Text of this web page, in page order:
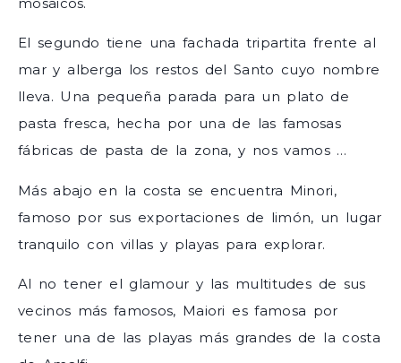
El segundo tiene una fachada tripartita frente al
mar y alberga los restos del Santo cuyo nombre
lleva. Una pequeña parada para un plato de
pasta fresca, hecha por una de las famosas
fábricas de pasta de la zona, y nos vamos …
Más abajo en la costa se encuentra Minori,
famoso por sus exportaciones de limón, un lugar
tranquilo con villas y playas para explorar.
Al no tener el glamour y las multitudes de sus
vecinos más famosos, Maiori es famosa por
tener una de las playas más grandes de la costa